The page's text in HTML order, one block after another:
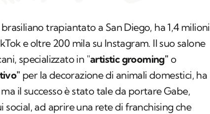
brasiliano trapiantato a San Diego, ha 1,4 milioni
e oltre 200 mila su Instagram. Il suo salone
specializzato in "artistic grooming" o
per la decorazione di animali domestici, ha
il successo è stato tale da portare Gabe,
social, ad aprire una rete di franchising che